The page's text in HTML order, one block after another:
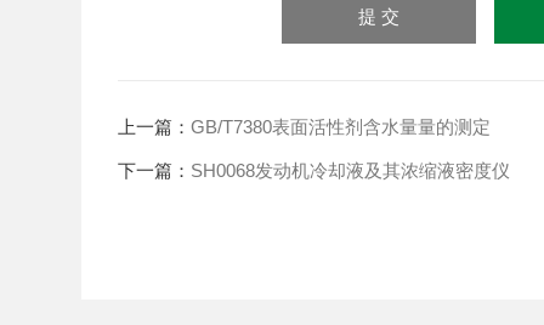
上一篇：GB/T7380表面活性剂含水量量的测定
下一篇： SH0068发动机冷却液及其浓缩液密度仪